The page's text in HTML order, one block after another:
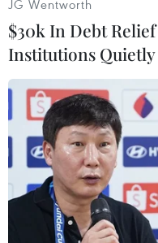
JG Wentworth
$30k In Debt
Institutions Quietly